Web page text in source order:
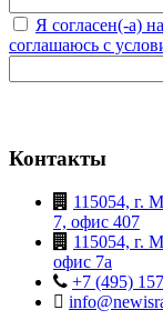
Я согласен(-а)
соглашаюсь с
Контакты
115054, г.
7, офис 407
115054, г.
офис 7а
+7 (495)